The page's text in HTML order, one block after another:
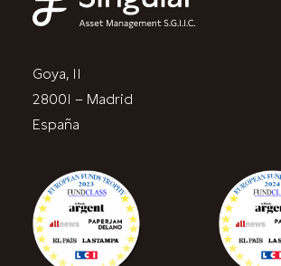
Goya, 11
28001 – Madrid
España